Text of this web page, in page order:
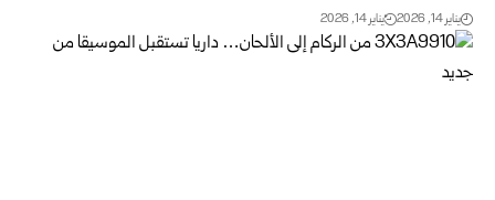
يناير 14, 2026 يناير 14, 2026